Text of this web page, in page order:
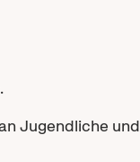
Jugendliche und